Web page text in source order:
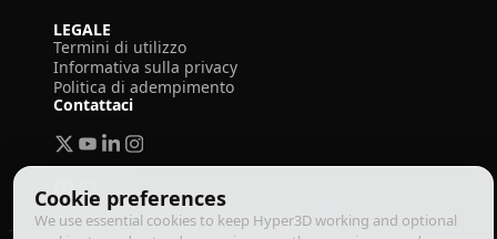
Cookie preferences
We use essential cookies to keep Hyper3D working and optional
LEGALE
Termini di utilizzo
Informativa sulla privacy
Politica di adempimento
Contattaci